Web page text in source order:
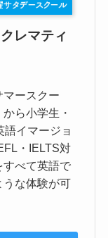
レマティ
マースクー
ら小学生・
語イマージョ
・IELTS対
すべて英語で
うな体験が可